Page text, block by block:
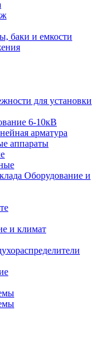
баки и емкости
для установки
6-10кВ
арматура
аппараты
Оборудование и
и климат